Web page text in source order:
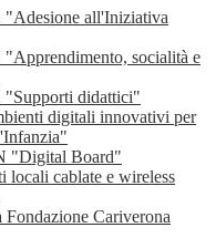
"Adesione all'Iniziativa
"Apprendimento, socialità e
"Supporti didattici"
digitali innovativi per
"Digital Board"
locali cablate e wireless
Fondazione Cariverona